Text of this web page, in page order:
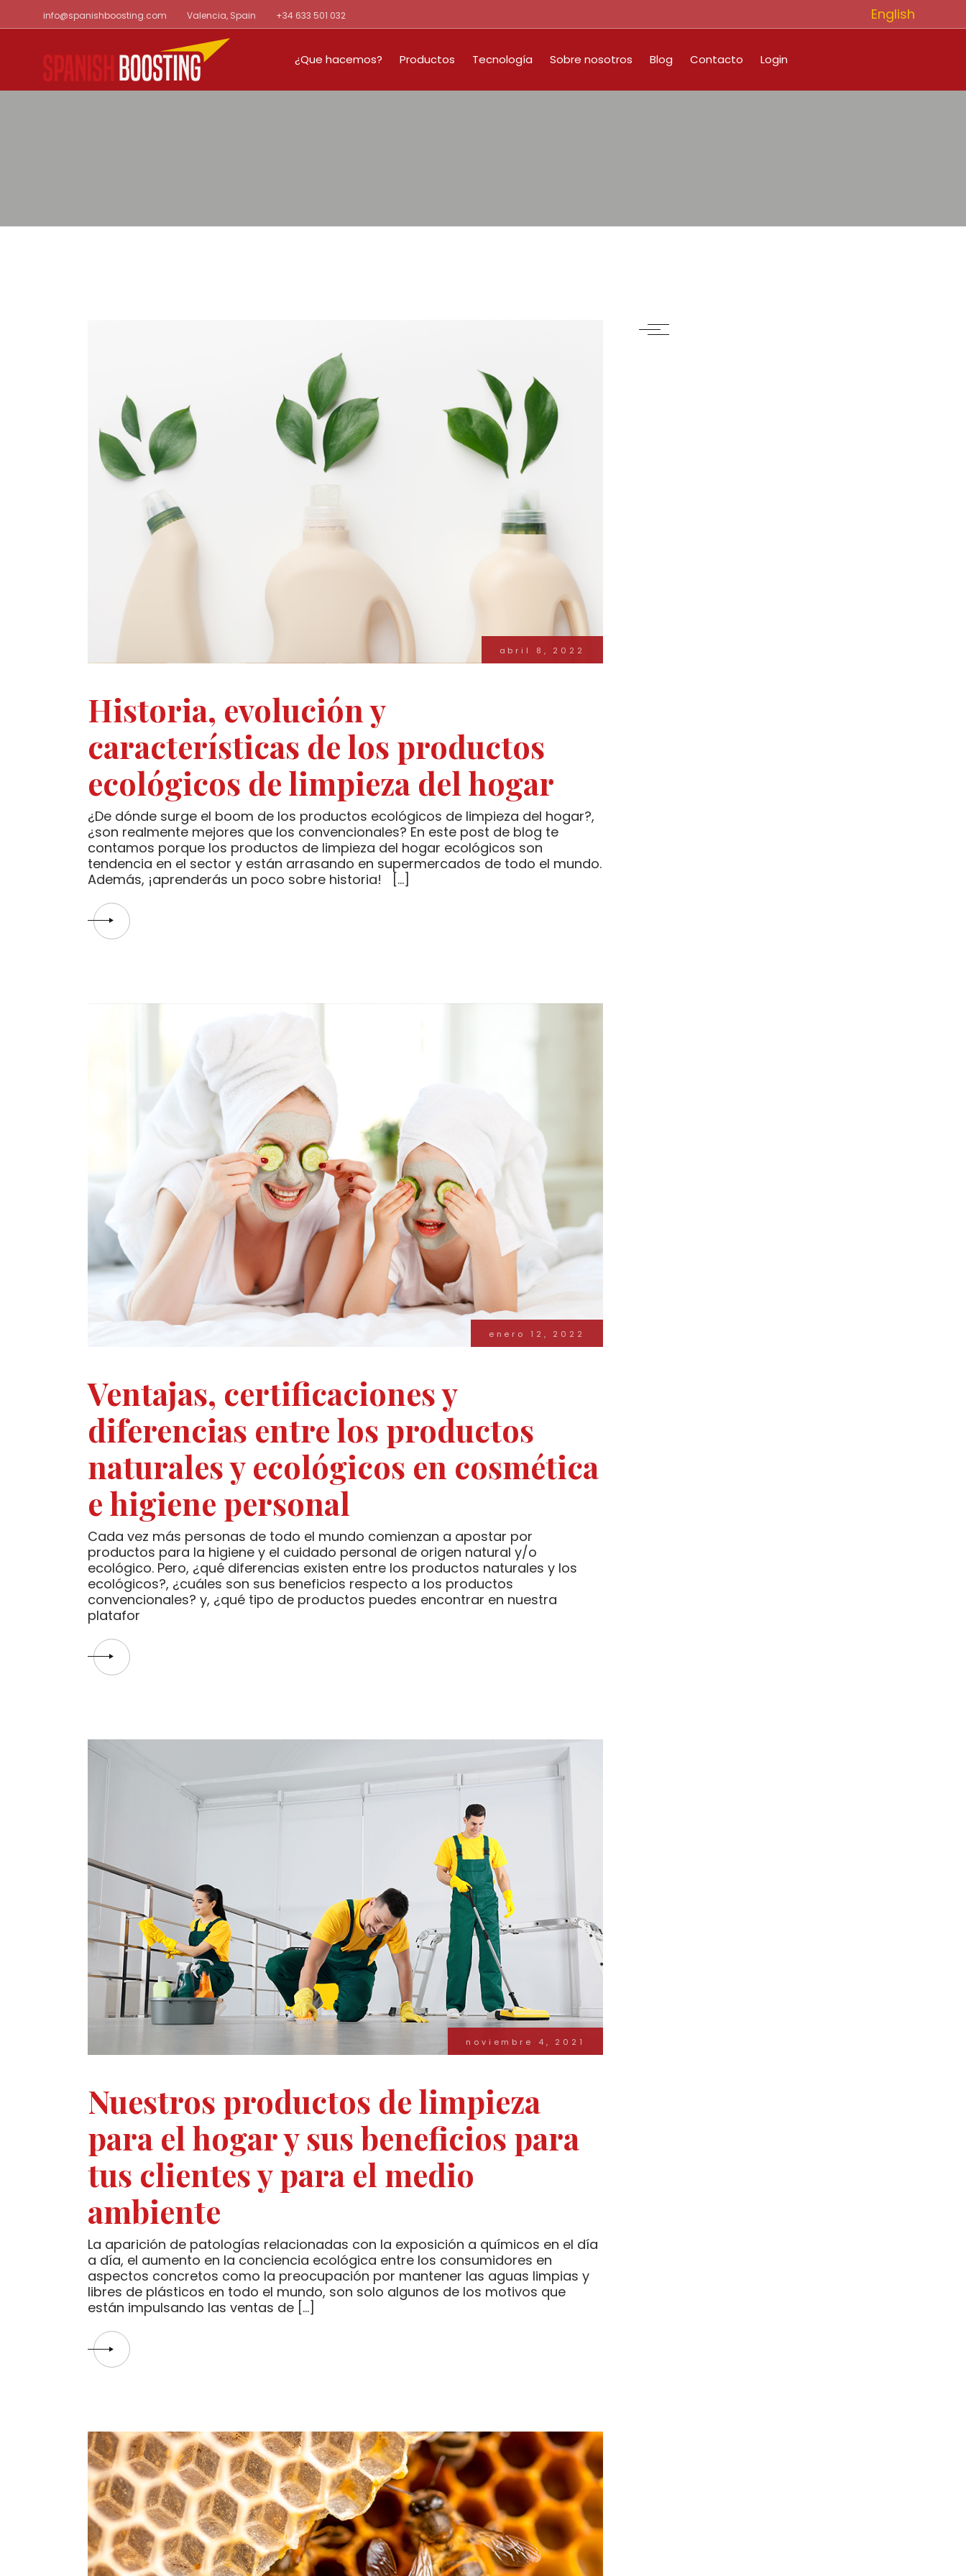
the
info@spanishboosting.com Valencia, Spain +34 633 501 032 English
¿Que hacemos? Productos Tecnología Sobre nosotros Blog Contacto Login
abril 8, 2022
Historia, evolución y
características de los productos
ecológicos de limpieza del hogar
¿De dónde surge el boom de los productos ecológicos de limpieza del hogar?,
¿son realmente mejores que los convencionales? En este post de blog te
contamos porque los productos de limpieza del hogar ecológicos son
tendencia en el sector y están arrasando en supermercados de todo el mundo.
Además, ¡aprenderás un poco sobre historia! […]
enero 12, 2022
Ventajas, certificaciones y
diferencias entre los productos
naturales y ecológicos en cosmética
e higiene personal
Cada vez más personas de todo el mundo comienzan a apostar por
productos para la higiene y el cuidado personal de origen natural y/o
ecológico. Pero, ¿qué diferencias existen entre los productos naturales y los
ecológicos?, ¿cuáles son sus beneficios respecto a los productos
convencionales? y, ¿qué tipo de productos puedes encontrar en nuestra
platafor
noviembre 4, 2021
Nuestros productos de limpieza
para el hogar y sus beneficios para
tus clientes y para el medio
ambiente
La aparición de patologías relacionadas con la exposición a químicos en el día
a día, el aumento en la conciencia ecológica entre los consumidores en
aspectos concretos como la preocupación por mantener las aguas limpias y
libres de plásticos en todo el mundo, son solo algunos de los motivos que
están impulsando las ventas de […]